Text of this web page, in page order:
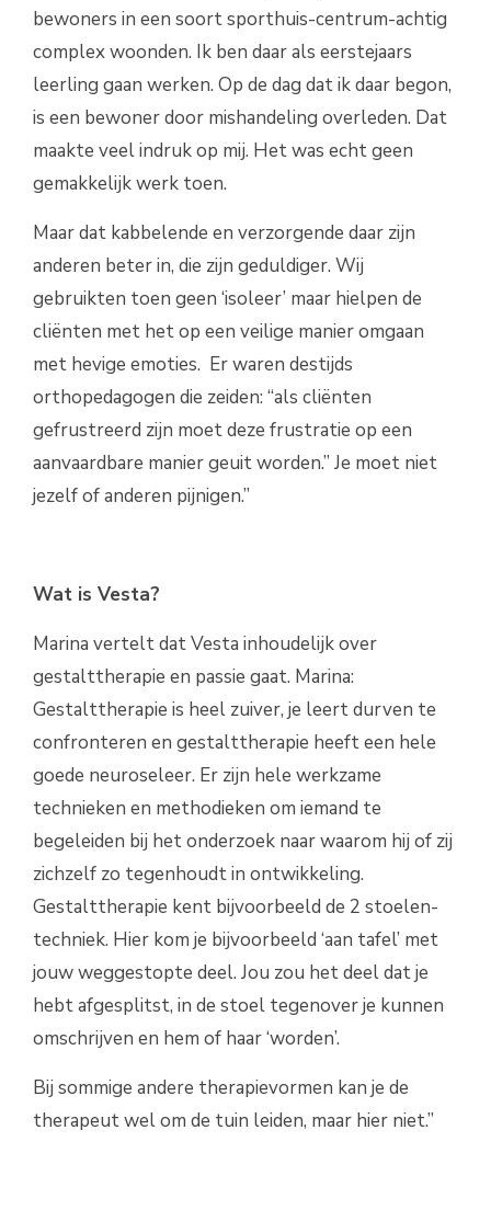
bewoners in een soort sporthuis-centrum-achtig
complex woonden. Ik ben daar als eerstejaars
leerling gaan werken. Op de dag dat ik daar begon,
is een bewoner door mishandeling overleden. Dat
maakte veel indruk op mij. Het was echt geen
gemakkelijk werk toen.
Maar dat kabbelende en verzorgende daar zijn
anderen beter in, die zijn geduldiger. Wij
gebruikten toen geen ‘isoleer’ maar hielpen de
cliënten met het op een veilige manier omgaan
met hevige emoties. Er waren destijds
orthopedagogen die zeiden: “als cliënten
gefrustreerd zijn moet deze frustratie op een
aanvaardbare manier geuit worden.” Je moet niet
jezelf of anderen pijnigen.”
Wat is Vesta?
Marina vertelt dat Vesta inhoudelijk over
gestalttherapie en passie gaat. Marina:
Gestalttherapie is heel zuiver, je leert durven te
confronteren en gestalttherapie heeft een hele
goede neuroseleer. Er zijn hele werkzame
technieken en methodieken om iemand te
begeleiden bij het onderzoek naar waarom hij of zij
zichzelf zo tegenhoudt in ontwikkeling.
Gestalttherapie kent bijvoorbeeld de 2 stoelen-
techniek. Hier kom je bijvoorbeeld ‘aan tafel’ met
jouw weggestopte deel. Jou zou het deel dat je
hebt afgesplitst, in de stoel tegenover je kunnen
omschrijven en hem of haar ‘worden’.
Bij sommige andere therapievormen kan je de
therapeut wel om de tuin leiden, maar hier niet.”